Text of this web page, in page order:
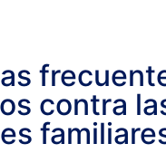
contra